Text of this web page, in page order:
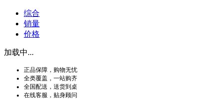
综合
销量
价格
加载中...
正品保障，购物无忧
全类覆盖，一站购齐
全国配送，送货到桌
在线客服，贴身顾问